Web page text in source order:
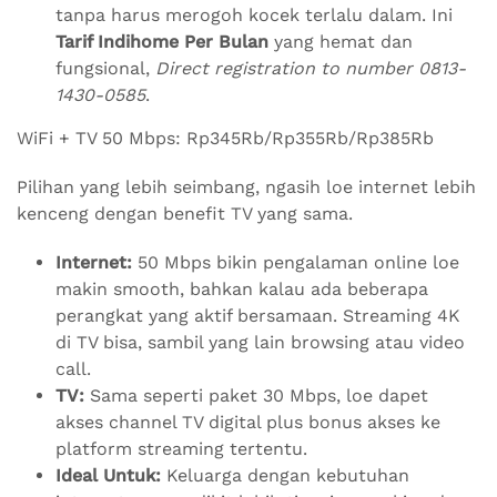
tanpa harus merogoh kocek terlalu dalam. Ini
Tarif Indihome Per Bulan yang hemat dan
fungsional, Direct registration to number 0813-
1430-0585.
WiFi + TV 50 Mbps: Rp345Rb/Rp355Rb/Rp385Rb
Pilihan yang lebih seimbang, ngasih loe internet lebih
kenceng dengan benefit TV yang sama.
Internet: 50 Mbps bikin pengalaman online loe
makin smooth, bahkan kalau ada beberapa
perangkat yang aktif bersamaan. Streaming 4K
di TV bisa, sambil yang lain browsing atau video
call.
TV: Sama seperti paket 30 Mbps, loe dapet
akses channel TV digital plus bonus akses ke
platform streaming tertentu.
Ideal Untuk: Keluarga dengan kebutuhan